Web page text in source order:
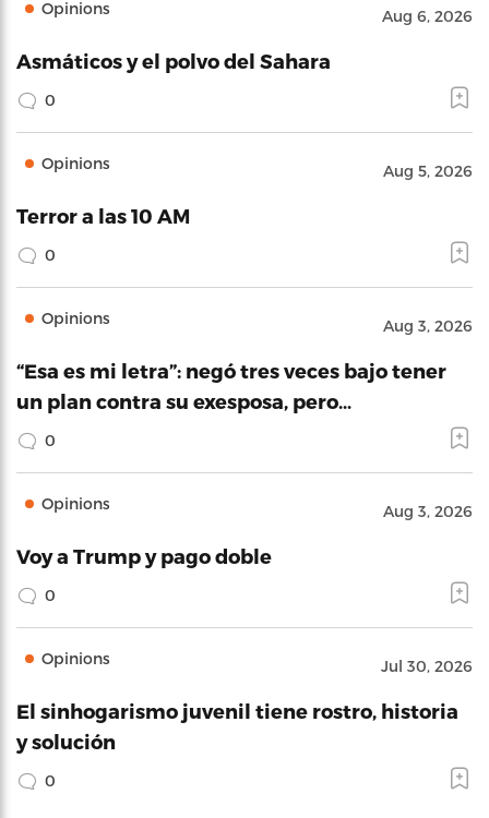
Opinions Aug 6, 2026
Asmáticos y el polvo del Sahara
0
Opinions Aug 5, 2026
Terror a las 10 AM
0
Opinions Aug 3, 2026
“Esa es mi letra”: negó tres veces bajo tener
un plan contra su exesposa, pero…
0
Opinions Aug 3, 2026
Voy a Trump y pago doble
0
Opinions Jul 30, 2026
El sinhogarismo juvenil tiene rostro, historia
y solución
0